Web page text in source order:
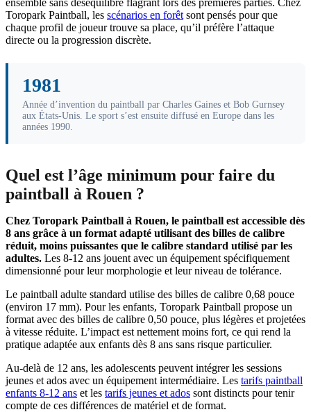
ensemble sans déséquilibre flagrant lors des premières parties. Chez
Toropark Paintball, les scénarios en forêt sont pensés pour que
chaque profil de joueur trouve sa place, qu’il préfère l’attaque
directe ou la progression discrète.
1981
Année d’invention du paintball par Charles Gaines et Bob Gurnsey
aux États-Unis. Le sport s’est ensuite diffusé en Europe dans les
années 1990.
Quel est l’âge minimum pour faire du
paintball à Rouen ?
Chez Toropark Paintball à Rouen, le paintball est accessible dès
8 ans grâce à un format adapté utilisant des billes de calibre
réduit, moins puissantes que le calibre standard utilisé par les
adultes. Les 8-12 ans jouent avec un équipement spécifiquement
dimensionné pour leur morphologie et leur niveau de tolérance.
Le paintball adulte standard utilise des billes de calibre 0,68 pouce
(environ 17 mm). Pour les enfants, Toropark Paintball propose un
format avec des billes de calibre 0,50 pouce, plus légères et projetées
à vitesse réduite. L’impact est nettement moins fort, ce qui rend la
pratique adaptée aux enfants dès 8 ans sans risque particulier.
Au-delà de 12 ans, les adolescents peuvent intégrer les sessions
jeunes et ados avec un équipement intermédiaire. Les tarifs paintball
enfants 8-12 ans et les tarifs jeunes et ados sont distincts pour tenir
compte de ces différences de matériel et de format.